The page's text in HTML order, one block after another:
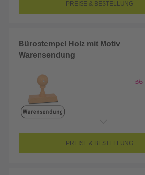
PREISE & BESTELLUNG
Bürostempel Holz mit Motiv
Warensendung
ab
PREISE & BESTELLUNG